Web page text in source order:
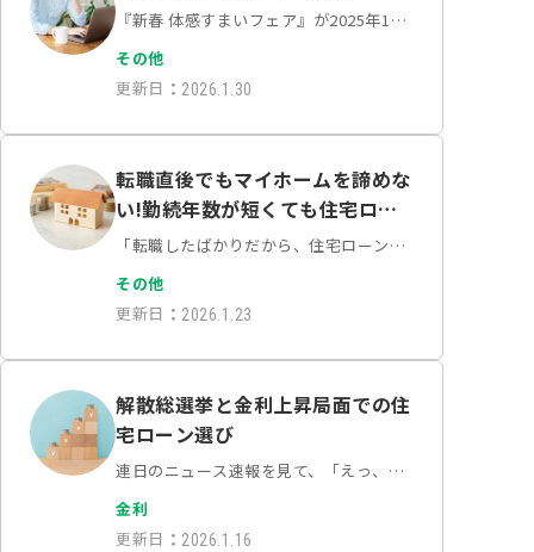
『新春 体感すまいフェア』が2025年12
月21日から2026年3月20日(金・祝)まで
開催されています。分譲住宅、注文住
リフォーム、アパート建築・改修など、
ポラス…
その他
更新日 ： 2026.1.30
転職直後でもマイホームを諦めな
い!勤続年数が短くても住宅ロー
ンを通すための全知識
「転職したばかりだから、住宅ローンを
組むのは数年先かな……」そう考えてい
る方は少なくありません。かつては「勤
た時代もありましたが、働き方…
その他
更新日 ： 2026.1.23
解散総選挙と金利上昇局面での住
宅ローン選び
連日のニュース速報を見て、「えっ、今
進めている住宅ローンの話はどうなる
の？」と不安を感じた方も多いのではな
金利
更新日 ： 2026.1.16